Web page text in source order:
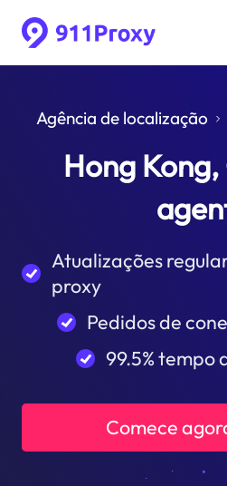
Agência de localização
Hong
Atualizações
proxy
Pedidos de
99.5% tempo
Comece